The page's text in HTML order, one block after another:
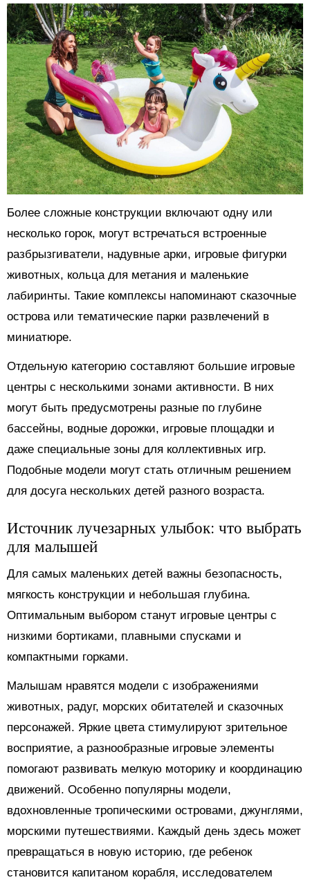
Более сложные конструкции включают одну или
несколько горок, могут встречаться встроенные
разбрызгиватели, надувные арки, игровые фигурки
животных, кольца для метания и маленькие
лабиринты. Такие комплексы напоминают сказочные
острова или тематические парки развлечений в
миниатюре.
Отдельную категорию составляют большие игровые
центры с несколькими зонами активности. В них
могут быть предусмотрены разные по глубине
бассейны, водные дорожки, игровые площадки и
даже специальные зоны для коллективных игр.
Подобные модели могут стать отличным решением
для досуга нескольких детей разного возраста.
Источник лучезарных улыбок: что выбрать
для малышей
Для самых маленьких детей важны безопасность,
мягкость конструкции и небольшая глубина.
Оптимальным выбором станут игровые центры с
низкими бортиками, плавными спусками и
компактными горками.
Малышам нравятся модели с изображениями
животных, радуг, морских обитателей и сказочных
персонажей. Яркие цвета стимулируют зрительное
восприятие, а разнообразные игровые элементы
помогают развивать мелкую моторику и координацию
движений. Особенно популярны модели,
вдохновленные тропическими островами, джунглями,
морскими путешествиями. Каждый день здесь может
превращаться в новую историю, где ребенок
становится капитаном корабля, исследователем